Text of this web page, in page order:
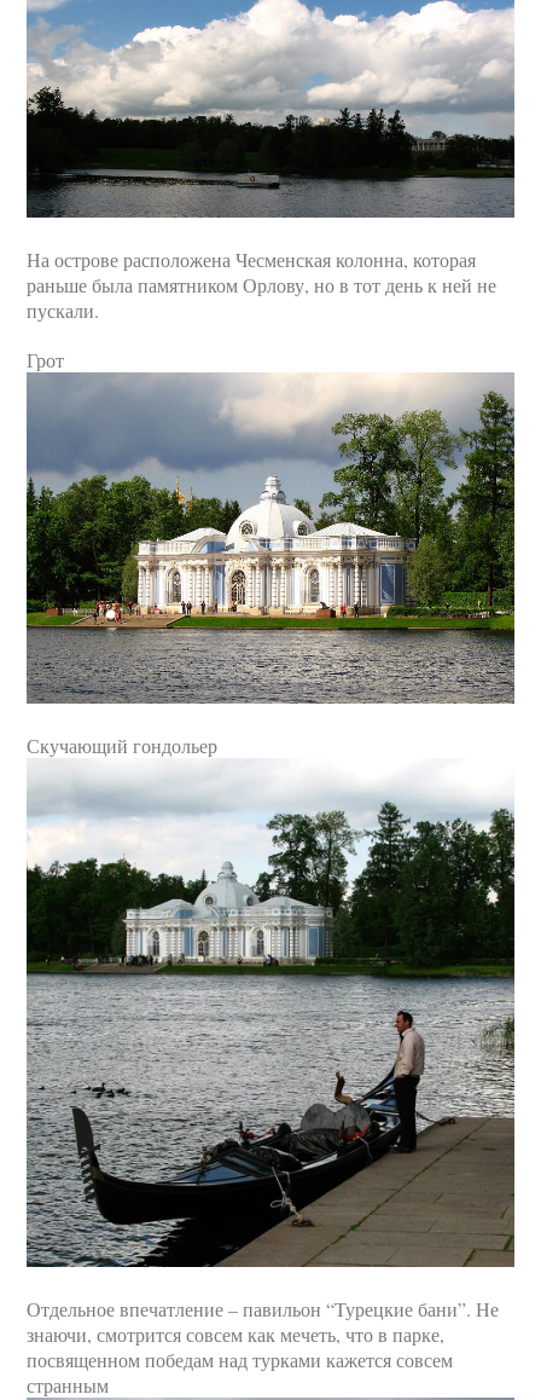
На острове расположена Чесменская колонна, которая
раньше была памятником Орлову, но в тот день к ней не
пускали.
Грот
Скучающий гондольер
Отдельное впечатление – павильон “Турецкие бани”. Не
знаючи, смотрится совсем как мечеть, что в парке,
посвященном победам над турками кажется совсем
странным